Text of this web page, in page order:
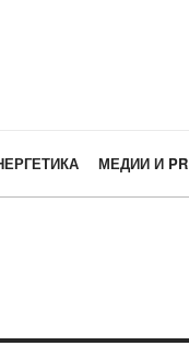
МЕДИИ И PR